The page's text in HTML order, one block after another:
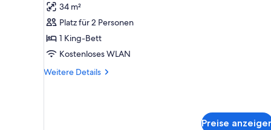
Penthouse,
1
Schlafzimmer,
Meerblick
(Riviera
34 m²
Platz für 2 Personen
1 King-Bett
Kostenloses WLAN
Weitere Details
Weitere
Preise